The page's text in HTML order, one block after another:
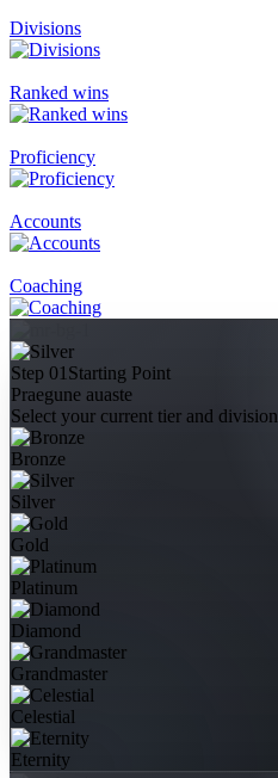
Divisions
Ranked wins
Proficiency
Accounts
Coaching
Step 01 Starting Point
Praegune auaste
Select your current tier and division
Bronze
Silver
Gold
Platinum
Diamond
Grandmaster
Celestial
Eternity